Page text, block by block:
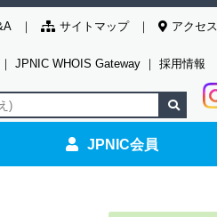
サイトマップ アクセス
｜ JPNIC WHOIS Gateway ｜ 採用情報
JPNIC会員